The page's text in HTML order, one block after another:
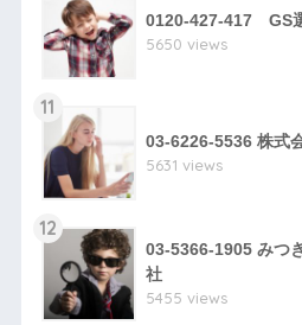
0120-427-417 GS
5650 views
11
03-6226-5536 株式
5631 views
12
03-5366-1905 みつ
社
5455 views